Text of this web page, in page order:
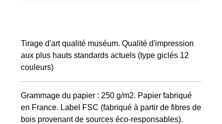
Tirage d'art qualité muséum. Qualité d'impression
aux plus hauts standards actuels (type giclés 12
couleurs)
Grammage du papier : 250 g/m2. Papier fabriqué
en France. Label FSC (fabriqué à partir de fibres de
bois provenant de sources éco-responsables).